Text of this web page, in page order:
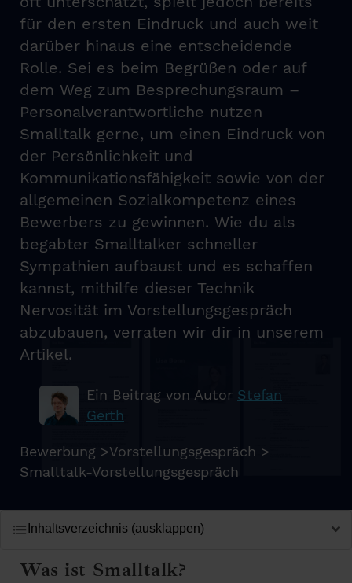
für den ersten Eindruck und auch weit
darüber hinaus eine entscheidende
Rolle. Sei es beim Begrüßen oder auf
dem Weg zum Besprechungsraum –
Personalverantwortliche nutzen
Smalltalk gerne, um einen Eindruck von
der Persönlichkeit und
Kommunikationsfähigkeit sowie von der
allgemeinen Sozialkompetenz eines
Bewerbers zu gewinnen. Wie du als
begabter Smalltalker schneller
Sympathien aufbaust und es schaffen
kannst, mithilfe dieser Technik
Nervosität im Vorstellungsgespräch
abzubauen, verraten wir dir in unserem
Artikel.
Ein Beitrag von Autor Stefan
Gerth
Bewerbung >Vorstellungsgespräch >
Smalltalk-Vorstellungsgespräch
Inhaltsverzeichnis (ausklappen)
Was ist Smalltalk?